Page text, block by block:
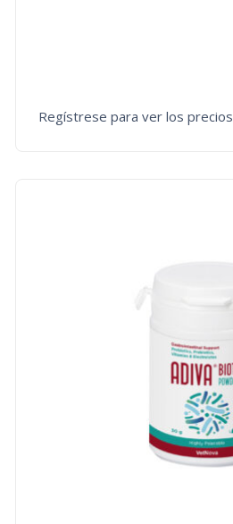
Regístrese para ver los precios